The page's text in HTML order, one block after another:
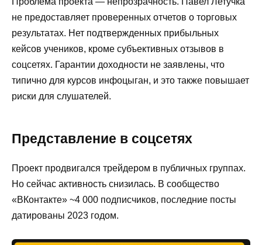
не предоставляет проверенных отчетов о торговых
результатах. Нет подтвержденных прибыльных
кейсов учеников, кроме субъективных отзывов в
соцсетях. Гарантии доходности не заявлены, что
типично для курсов инфоцыган, и это также повышает
риски для слушателей.
Представление в соцсетях
Проект продвигался трейдером в публичных группах.
Но сейчас активность снизилась. В сообщество
«ВКонтакте» ~4 000 подписчиков, последние посты
датированы 2023 годом.